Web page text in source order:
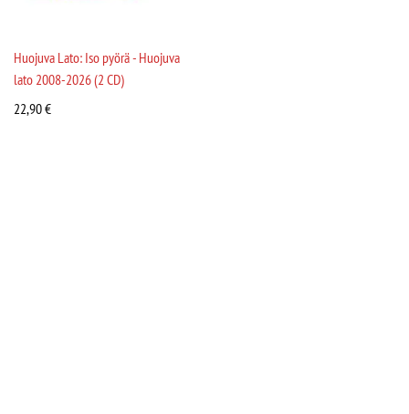
Huojuva Lato: Iso pyörä - Huojuva
lato 2008-2026 (2 CD)
22,90€